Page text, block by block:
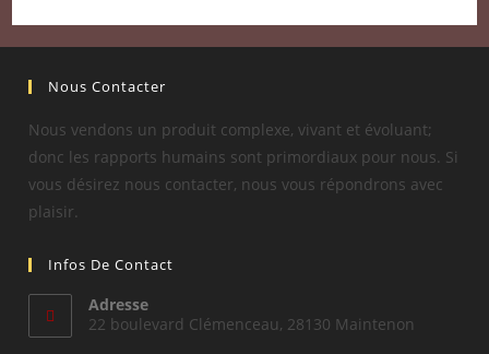
Nous Contacter
Nous vendons un produit complexe, vivant et évoluant;
donc les rapports humains sont primordiaux pour nous. Si
vous désirez nous contacter, nous vous répondrons avec
plaisir.
Infos De Contact
Adresse
22 boulevard Clémenceau, 28130 Maintenon